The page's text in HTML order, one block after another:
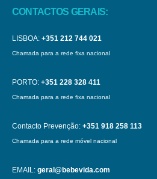
CONTACTOS GERAIS:
LISBOA: +351 212 744 021
Chamada para a rede fixa nacional
PORTO: +351 228 328 411
Chamada para a rede fixa nacional
Contacto Prevenção: +351 918 258 113
Chamada para a rede móvel nacional
EMAIL: geral@bebevida.com